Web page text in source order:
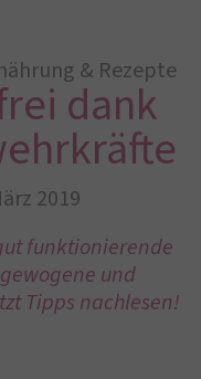
& Rezepte
dank
2019
funktionierende
und
Tipps nachlesen!